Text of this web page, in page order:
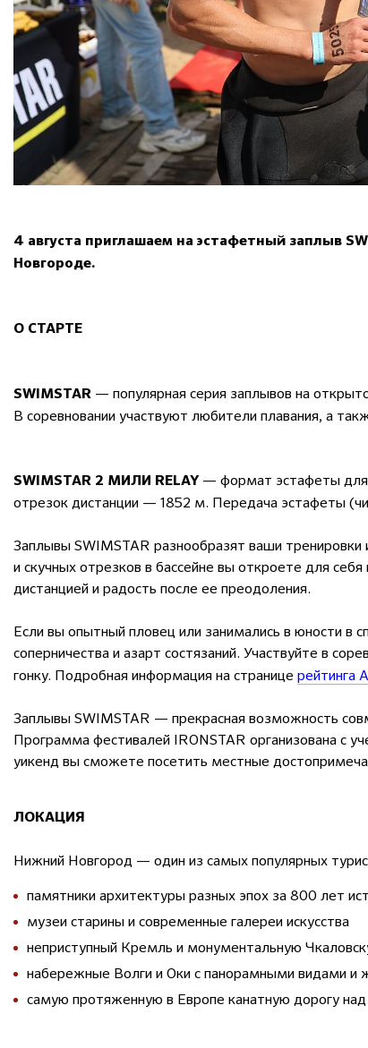
4 августа приглашаем на эстафетный заплыв
Новгороде.
О СТАРТЕ
SWIMSTAR — популярная серия заплывов на
В соревновании участвуют любители плавания, а
SWIMSTAR 2 МИЛИ RELAY — формат эстафеты для
отрезок дистанции — 1852 м. Передача эстафеты
Заплывы SWIMSTAR разнообразят ваши
и скучных отрезков в бассейне вы откроете для
дистанцией и радость после ее преодоления.
Если вы опытный пловец или занимались в юности
соперничества и азарт состязаний. Участвуйте в
гонку. Подробная информация на странице рейтинга
Заплывы SWIMSTAR — прекрасная возможность
Программа фестивалей IRONSTAR организована с
уикенд вы сможете посетить местные
ЛОКАЦИЯ
Нижний Новгород — один из самых популярных
памятники архитектуры разных эпох за 800 лет
музеи старины и современные галереи искусства
неприступный Кремль и монументальную
набережные Волги и Оки с панорамными видами и
самую протяженную в Европе канатную дорогу